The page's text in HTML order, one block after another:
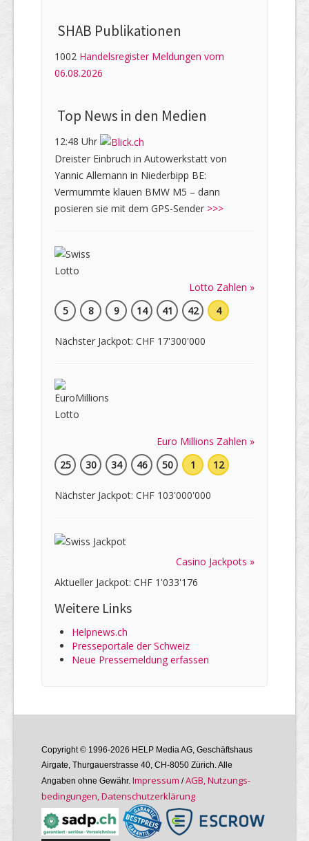
SHAB Publi­kati­onen
1002 Handelsregister Meldungen vom
06.08.2026
Top News in den Medien
12:48 Uhr
Dreister Einbruch in Autowerkstatt von
Yannic Allemann in Niederbipp BE:
Vermummte klauen BMW M5 – dann
posieren sie mit dem GPS-Sender >>>
Lotto Zahlen »
5
8 9 14 41 42 4
Nächster Jackpot: CHF 17'300'000
Euro Millions Zahlen »
25
30 34 46 50 1 12
Nächster Jackpot: CHF 103'000'000
Casino Jackpots »
Aktueller Jackpot: CHF 1'033'176
Weitere Links
Helpnews.ch
Presseportale der Schweiz
Neue Pressemeldung erfassen
Copyright © 1996-2026 HELP Media AG, Geschäftshaus
Airgate, Thurgauer­strasse 40, CH-8050 Zürich. Alle
Angaben ohne Gewähr. Im­pres­sum /AGB, Nutzungs­
bedin­gungen, Daten­schutz­er­klärung